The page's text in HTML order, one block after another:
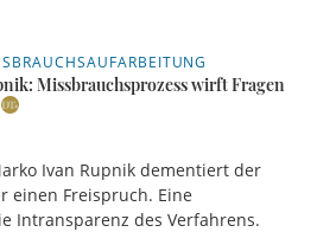
Missbrauchsprozess wirft Fragen
Ivan Rupnik dementiert der
einen Freispruch. Eine
Intransparenz des Verfahrens.